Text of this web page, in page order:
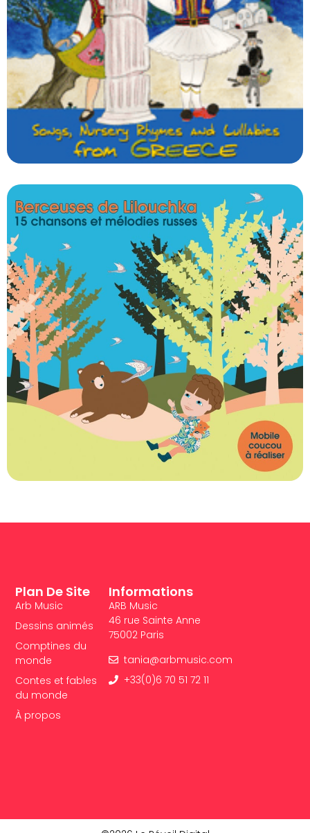
Plan De Site
Arb Music
Dessins animés
Comptines du
monde
Contes et fables
du monde
À propos
Informations
ARB Music
46 rue Sainte Anne
75002 Paris
tania@arbmusic.com
+33(0)6 70 51 72 11